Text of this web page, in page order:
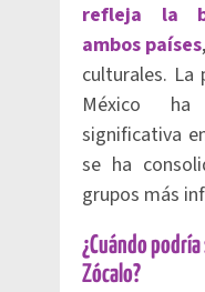
refleja la
ambos países
culturales. La
México
significativa
se ha
grupos más
¿Cuándo podría
Zócalo?